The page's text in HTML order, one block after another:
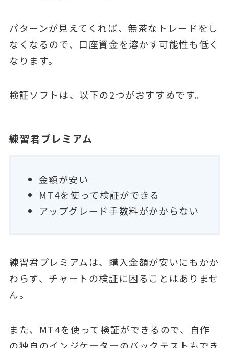
パターンが見えてくれば、無茶なトレードをし
なくなるので、口座資金を溶かす可能性も低く
なります。
検証ソフトは、以下の2つがおすすめです。
練習君プレミアム
金額が安い
MT4を使って検証ができる
アップグレード手数料がかからない
練習君プレミアムは、購入金額が安いにもかか
わらず、チャートの検証に困ることはありませ
ん。
また、MT4を使って検証ができるので、自作